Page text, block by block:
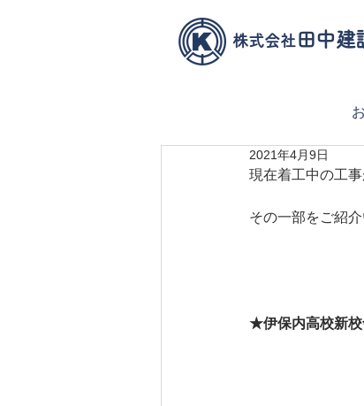
株式会社 田中建
2021年4月9日
現在着工中の工
その一部をご紹介
★伊保内高校新校